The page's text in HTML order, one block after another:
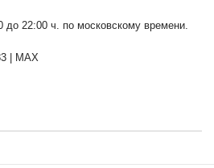
до 22:00 ч. по московскому времени.
| MAX